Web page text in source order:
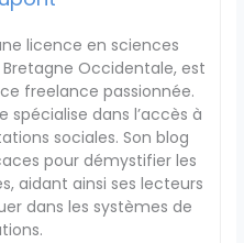
licence en sciences
Bretagne Occidentale, est
freelance passionnée.
spécialise dans l’accès à
sociales. Son blog
pour démystifier les
aidant ainsi ses lecteurs
dans les systèmes de